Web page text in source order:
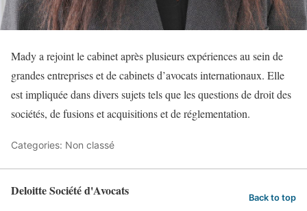
Mady a rejoint le cabinet après plusieurs expériences au sein de
grandes entreprises et de cabinets d’avocats internationaux. Elle
est impliquée dans divers sujets tels que les questions de droit des
sociétés, de fusions et acquisitions et de réglementation.
Categories: Non classé
Deloitte Société d'Avocats Back to top